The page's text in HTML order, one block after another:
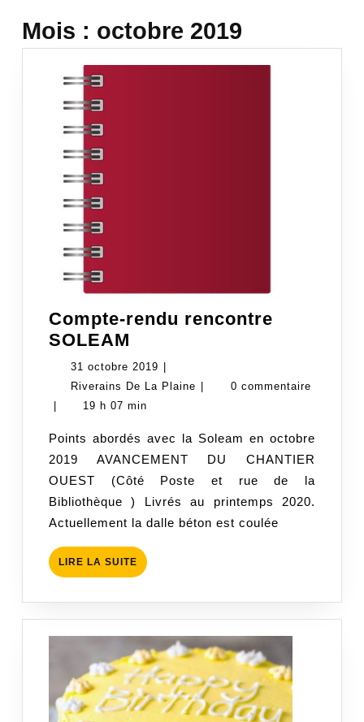
Mois : octobre 2019
Compte-rendu rencontre
SOLEAM
rendu
rencontre
SOLEAM
31 octobre 2019 31
octobre
Riverains De La Plaine Riverains
Plaine
0 commentaire
19 h 07 min
Points abordés avec la Soleam en octobre
2019 AVANCEMENT DU CHANTIER
OUEST (Côté Poste et rue de la
Bibliothèque ) Livrés au printemps 2020.
Actuellement la dalle béton est coulée
LIRE LA SUITE LIRE
LA